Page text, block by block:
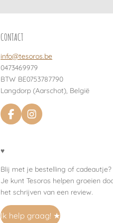
CONTACT
info@tesoros.be
0473469979
BTW BE0753787790
Langdorp (Aarschot), België
F
a
o
k
I
n
g
r
a
m
♥
Blij met je bestelling of cadeautje?
Je kunt Tesoros helpen groeien
het schrijven van een review.
Ik help graag! ★